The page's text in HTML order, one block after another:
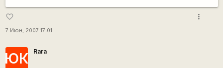
favorite_border
7 Июн, 2007 17:01
more_vert
ЮК Rara